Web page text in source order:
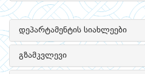
დეპარტამენტის სიახლეები
გზამკვლევი